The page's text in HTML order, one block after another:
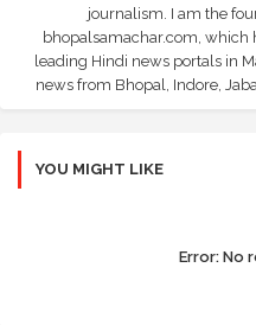
journalism. I am the
bhopalsamachar.com, which
leading Hindi news portals in
news from Bhopal, Indore,
YOU MIGHT LIKE
Error: No